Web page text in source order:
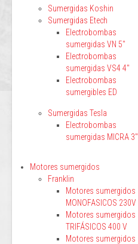
Sumergidas Koshin
Sumergidas Etech
Electrobombas
sumergidas VN 5"
Electrobombas
sumergidas VS4 4"
Electrobombas
sumergibles ED
Sumergidas Tesla
Electrobombas
sumergidas MICRA 3"
Motores sumergidos
Franklin
Motores sumergidos
MONOFASICOS 230V
Motores sumergidos
TRIFÁSICOS 400 V
Motores sumergidos